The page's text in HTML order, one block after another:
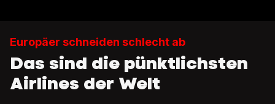
Europäer schneiden schlecht ab
Das sind die pünktlichsten
Airlines der Welt